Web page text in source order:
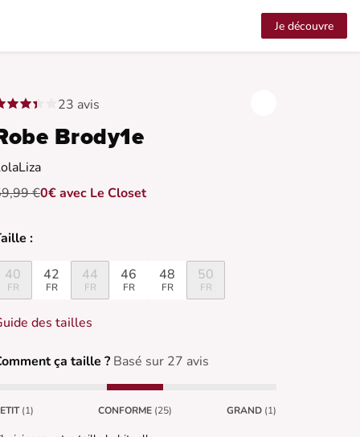
Je découvre
23 avis
Brody1e
€0€ avec Le Closet
:
40
FR
42
FR
44
FR
46
FR
48
FR
50
FR
des tailles
ça taille ? Basé sur 27 avis
(1) CONFORME (25) GRAND (1)